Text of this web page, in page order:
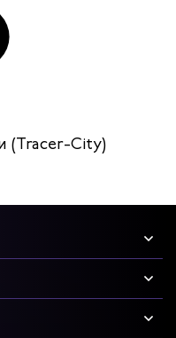
(Tracer-City)